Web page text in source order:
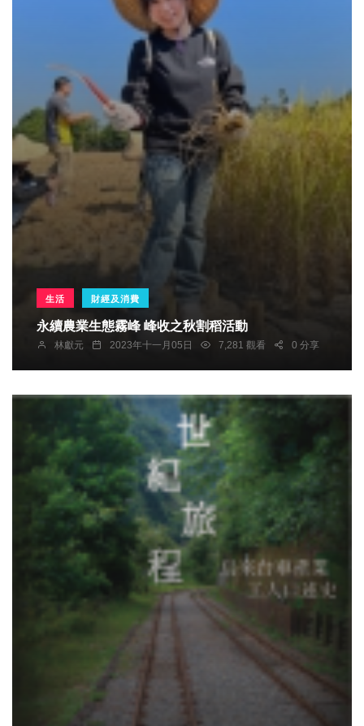
生活 財經及消費
永續農業生態霧峰 峰收之秋割稻活動
林獻元 2023年十一月05日 7,281 觀看 0 分享